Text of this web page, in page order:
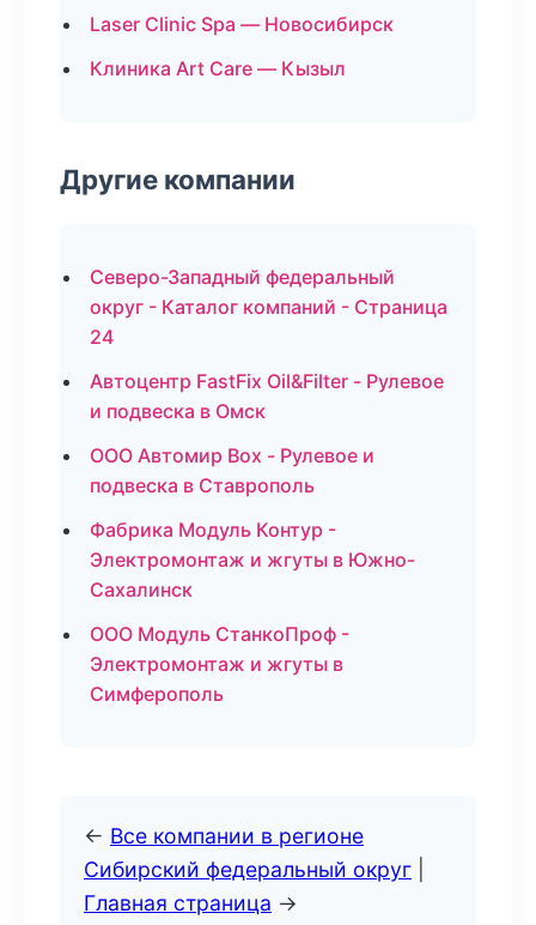
Laser Clinic Spa — Новосибирск
Клиника Art Care — Кызыл
Другие компании
Северо-Западный федеральный
округ - Каталог компаний - Страница
24
Автоцентр FastFix Oil&Filter - Рулевое
и подвеска в Омск
ООО Автомир Box - Рулевое и
подвеска в Ставрополь
Фабрика Модуль Контур -
Электромонтаж и жгуты в Южно-
Сахалинск
ООО Модуль СтанкоПроф -
Электромонтаж и жгуты в
Симферополь
← Все компании в регионе
Сибирский федеральный округ
Главная страница →